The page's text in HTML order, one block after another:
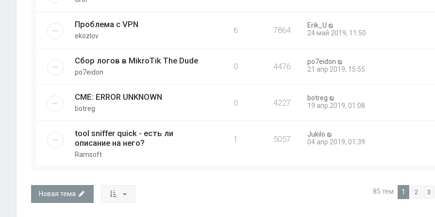
Проблема с VPN
ekozlov
6 7864
Erik_U
24 май 2019, 11:50
Сбор логов в MikroTik The Dude
po7eidon
0 4476
po7eidon
21 апр 2019, 15:55
CME: ERROR UNKNOWN
botreg
0 4227
botreg
19 апр 2019, 01:08
tool sniffer quick - есть ли
описание на него?
Ramsoft
1 5057
Jukilo
04 апр 2019, 01:39
Новая тема 85 тем 1 2 3